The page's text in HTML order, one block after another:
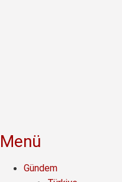
Menü
Gündem